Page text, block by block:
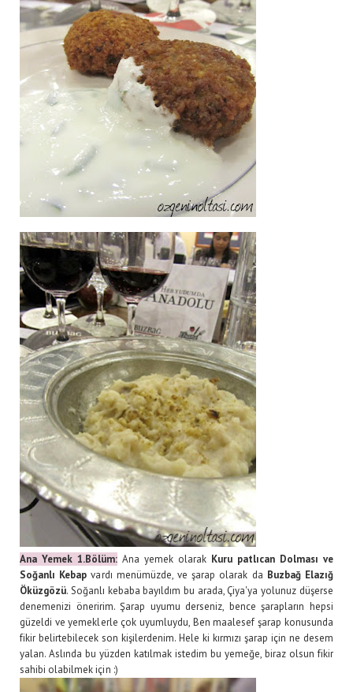
Ana Yemek 1.Bölüm: Ana yemek olarak Kuru patlıcan Dolması ve
Soğanlı Kebap vardı menümüzde, ve şarap olarak da Buzbağ Elazığ
Öküzgözü. Soğanlı kebaba bayıldım bu arada, Çiya'ya yolunuz düşerse
denemenizi öneririm. Şarap uyumu derseniz, bence şarapların hepsi
güzeldi ve yemeklerle çok uyumluydu, Ben maalesef şarap konusunda
fikir belirtebilecek son kişilerdenim. Hele ki kırmızı şarap için ne desem
yalan. Aslında bu yüzden katılmak istedim bu yemeğe, biraz olsun fikir
sahibi olabilmek için :)